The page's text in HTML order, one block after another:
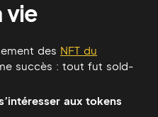
vie
des NFT du
succès : tout fut sold-
aux tokens